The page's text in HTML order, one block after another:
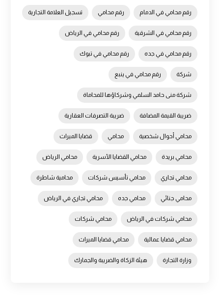
تسجيل العلامة التجارية رقم محامي رقم محامي في الدمام
رقم محامي في الرياض رقم محامي في الشرقية
رقم محامي في تبوك رقم محامي في جده
رقم محامي في ينبع شركة
شركة منى حامد السلمي وشركاؤها للمحاماة
ضريبة التصرفات العقارية ضريبة القيمة المضافة
قضايا الميراث محامي محامي أحوال شخصية
محامي الرياض محامي القضايا الأسرية محامي بريدة
محامية شاطرة محامي تأسيس شركات محامي تجاري
محامي تجاري في الرياض محامي جده محامي جنائي
محامي شركات محامي شركات في الرياض
محامي قضايا الميراث محامي قضايا عمالية
هيئة الزكاة والضريبة والجمارك وزارة التجارة